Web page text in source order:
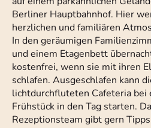
Berliner Hauptbahnhof. Hier
herzlichen und familiären
In den geräumigen
und einem Etagenbett
kostenfrei, wenn sie mit ihren
schlafen. Ausgeschlafen kann
lichtdurchfluteten Cafeteria bei
Frühstück in den Tag starten.
Rezeptionsteam gibt gern